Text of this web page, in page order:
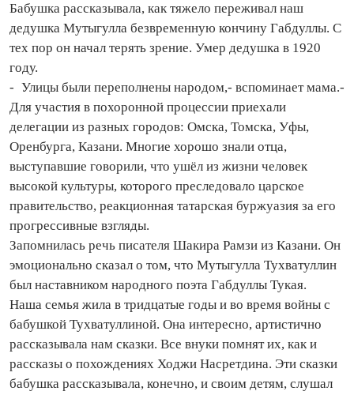
Бабушка рассказывала, как тяжело переживал наш
дедушка Мутыгулла безвременную кончину Габдуллы. С
тех пор он начал терять зрение. Умер дедушка в 1920
году.
- Улицы были переполнены народом,- вспоминает мама.-
Для участия в похоронной процессии приехали
делегации из разных городов: Омска, Томска, Уфы,
Оренбурга, Казани. Многие хорошо знали отца,
выступавшие говорили, что ушёл из жизни человек
высокой культуры, которого преследовало царское
правительство, реакционная татарская буржуазия за его
прогрессивные взгляды.
Запомнилась речь писателя Шакира Рамзи из Казани. Он
эмоционально сказал о том, что Мутыгулла Тухватуллин
был наставником народного поэта Габдуллы Тукая.
Наша семья жила в тридцатые годы и во время войны с
бабушкой Тухватуллиной. Она интересно, артистично
рассказывала нам сказки. Все внуки помнят их, как и
рассказы о похождениях Ходжи Насретдина. Эти сказки
бабушка рассказывала, конечно, и своим детям, слушал